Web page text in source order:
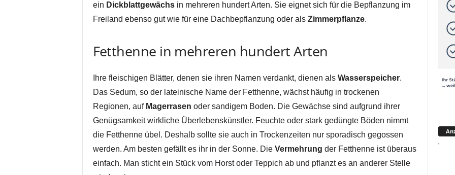
ein Dickblattgewächsin mehreren hundert Arten. Sie eignet sich für die Bepflanzung im
Freiland ebenso gut wie für eine Dachbepflanzung oder als Zimmerpflanze.
Fetthenne in mehreren hundert Arten
Ihre fleischigen Blätter, denen sie ihren Namen verdankt, dienen als Wasserspeicher.
Das Sedum, so der lateinische Name der Fetthenne, wächst häufig in trockenen
Regionen, auf Magerrasen oder sandigem Boden. Die Gewächse sind aufgrund ihrer
Genügsamkeit wirkliche Überlebenskünstler. Feuchte oder stark gedüngte Böden nimmt
die Fetthenne übel. Deshalb sollte sie auch in Trockenzeiten nur sporadisch gegossen
werden. Am besten gefällt es ihr in der Sonne. Die Vermehrung der Fetthenne ist überaus
einfach. Man sticht ein Stück vom Horst oder Teppich ab und pflanzt es an anderer Stelle